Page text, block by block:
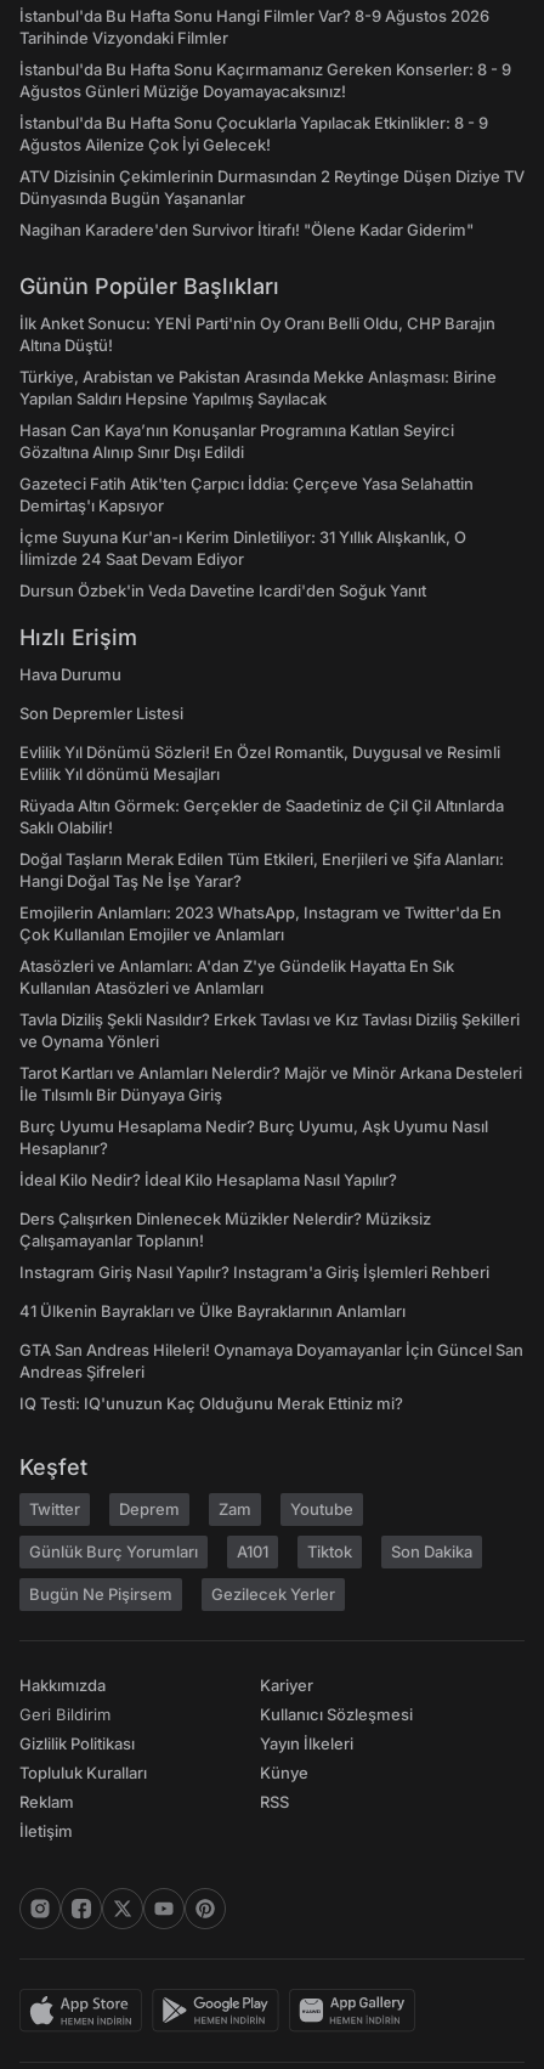
İstanbul'da Bu Hafta Sonu Hangi Filmler Var? 8-9 Ağustos 2026
Tarihinde Vizyondaki Filmler
İstanbul'da Bu Hafta Sonu Kaçırmamanız Gereken Konserler: 8 - 9
Ağustos Günleri Müziğe Doyamayacaksınız!
İstanbul'da Bu Hafta Sonu Çocuklarla Yapılacak Etkinlikler: 8 - 9
Ağustos Ailenize Çok İyi Gelecek!
ATV Dizisinin Çekimlerinin Durmasından 2 Reytinge Düşen Diziye TV
Dünyasında Bugün Yaşananlar
Nagihan Karadere'den Survivor İtirafı! "Ölene Kadar Giderim"
Günün Popüler Başlıkları
İlk Anket Sonucu: YENİ Parti'nin Oy Oranı Belli Oldu, CHP Barajın
Altına Düştü!
Türkiye, Arabistan ve Pakistan Arasında Mekke Anlaşması: Birine
Yapılan Saldırı Hepsine Yapılmış Sayılacak
Hasan Can Kaya’nın Konuşanlar Programına Katılan Seyirci
Gözaltına Alınıp Sınır Dışı Edildi
Gazeteci Fatih Atik'ten Çarpıcı İddia: Çerçeve Yasa Selahattin
Demirtaş'ı Kapsıyor
İçme Suyuna Kur'an-ı Kerim Dinletiliyor: 31 Yıllık Alışkanlık, O
İlimizde 24 Saat Devam Ediyor
Dursun Özbek'in Veda Davetine Icardi'den Soğuk Yanıt
Hızlı Erişim
Hava Durumu
Son Depremler Listesi
Evlilik Yıl Dönümü Sözleri! En Özel Romantik, Duygusal ve Resimli
Evlilik Yıl dönümü Mesajları
Rüyada Altın Görmek: Gerçekler de Saadetiniz de Çil Çil Altınlarda
Saklı Olabilir!
Doğal Taşların Merak Edilen Tüm Etkileri, Enerjileri ve Şifa Alanları:
Hangi Doğal Taş Ne İşe Yarar?
Emojilerin Anlamları: 2023 WhatsApp, Instagram ve Twitter'da En
Çok Kullanılan Emojiler ve Anlamları
Atasözleri ve Anlamları: A'dan Z'ye Gündelik Hayatta En Sık
Kullanılan Atasözleri ve Anlamları
Tavla Diziliş Şekli Nasıldır? Erkek Tavlası ve Kız Tavlası Diziliş Şekilleri
ve Oynama Yönleri
Tarot Kartları ve Anlamları Nelerdir? Majör ve Minör Arkana Desteleri
İle Tılsımlı Bir Dünyaya Giriş
Burç Uyumu Hesaplama Nedir? Burç Uyumu, Aşk Uyumu Nasıl
Hesaplanır?
İdeal Kilo Nedir? İdeal Kilo Hesaplama Nasıl Yapılır?
Ders Çalışırken Dinlenecek Müzikler Nelerdir? Müziksiz
Çalışamayanlar Toplanın!
Instagram Giriş Nasıl Yapılır? Instagram'a Giriş İşlemleri Rehberi
41 Ülkenin Bayrakları ve Ülke Bayraklarının Anlamları
GTA San Andreas Hileleri! Oynamaya Doyamayanlar İçin Güncel San
Andreas Şifreleri
IQ Testi: IQ'unuzun Kaç Olduğunu Merak Ettiniz mi?
Keşfet
Twitter Deprem Zam Youtube
Günlük Burç Yorumları A101 Tiktok Son Dakika
Bugün Ne Pişirsem Gezilecek Yerler
Hakkımızda
Geri Bildirim
Gizlilik Politikası
Topluluk Kuralları
Reklam
İletişim
Kariyer
Kullanıcı Sözleşmesi
Yayın İlkeleri
Künye
RSS